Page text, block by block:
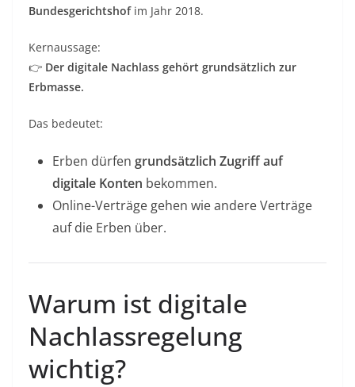
Bundesgerichtshofim Jahr 2018.
Kernaussage:
👉 Der digitale Nachlass gehört grundsätzlich zur
Erbmasse.
Das bedeutet:
Erben dürfen grundsätzlich Zugriff auf
digitale Konten bekommen.
Online-Verträge gehen wie andere Verträge
auf die Erben über.
Warum ist digitale
Nachlassregelung
wichtig?